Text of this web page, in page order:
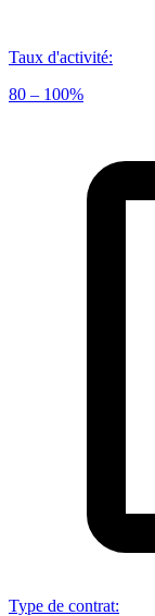
Taux d'activité:
80 – 100%
Type de contrat: